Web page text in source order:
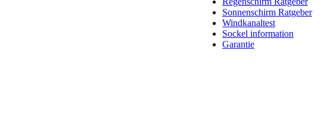
Sonnenschirm Ratgeber
Windkanaltest
Sockel information
Garantie